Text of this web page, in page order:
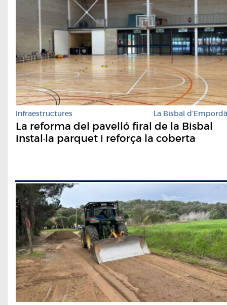
Infraestructures La Bisbal d'Empordà
La reforma del pavelló firal de la Bisbal
instal·la parquet i reforça la coberta